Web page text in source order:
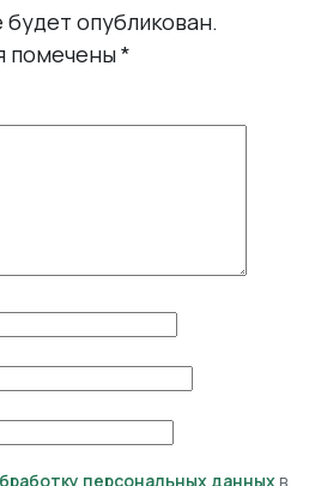
опубликован.
помечены*
персональных данных в